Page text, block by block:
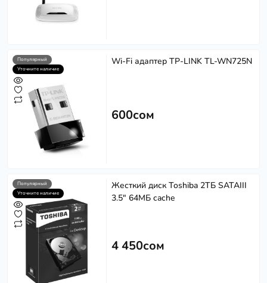
Популярный
Уточните наличие
Wi-Fi адаптер TP-LINK TL-WN725N
600сом
Популярный
Уточните наличие
Жесткий диск Toshiba 2ТБ SATAIII
3.5" 64МБ cache
4 450сом